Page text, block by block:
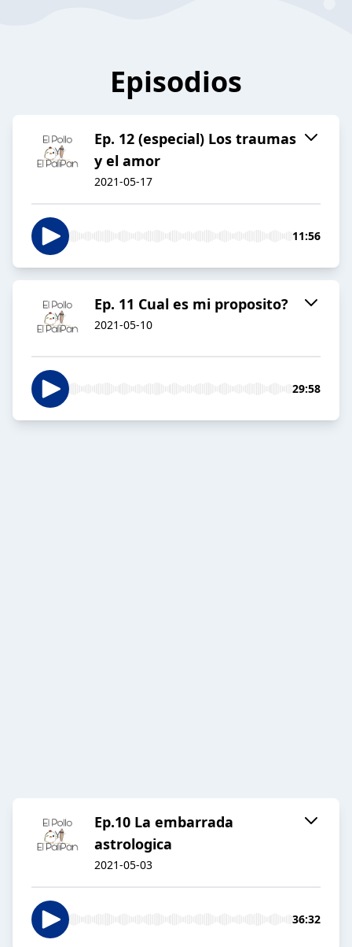
Episodios
Ep. 12 (especial) Los traumas
y el amor
2021-05-17
11:56
Ep. 11 Cual es mi proposito?
2021-05-10
29:58
Ep.10 La embarrada
astrologica
2021-05-03
36:32